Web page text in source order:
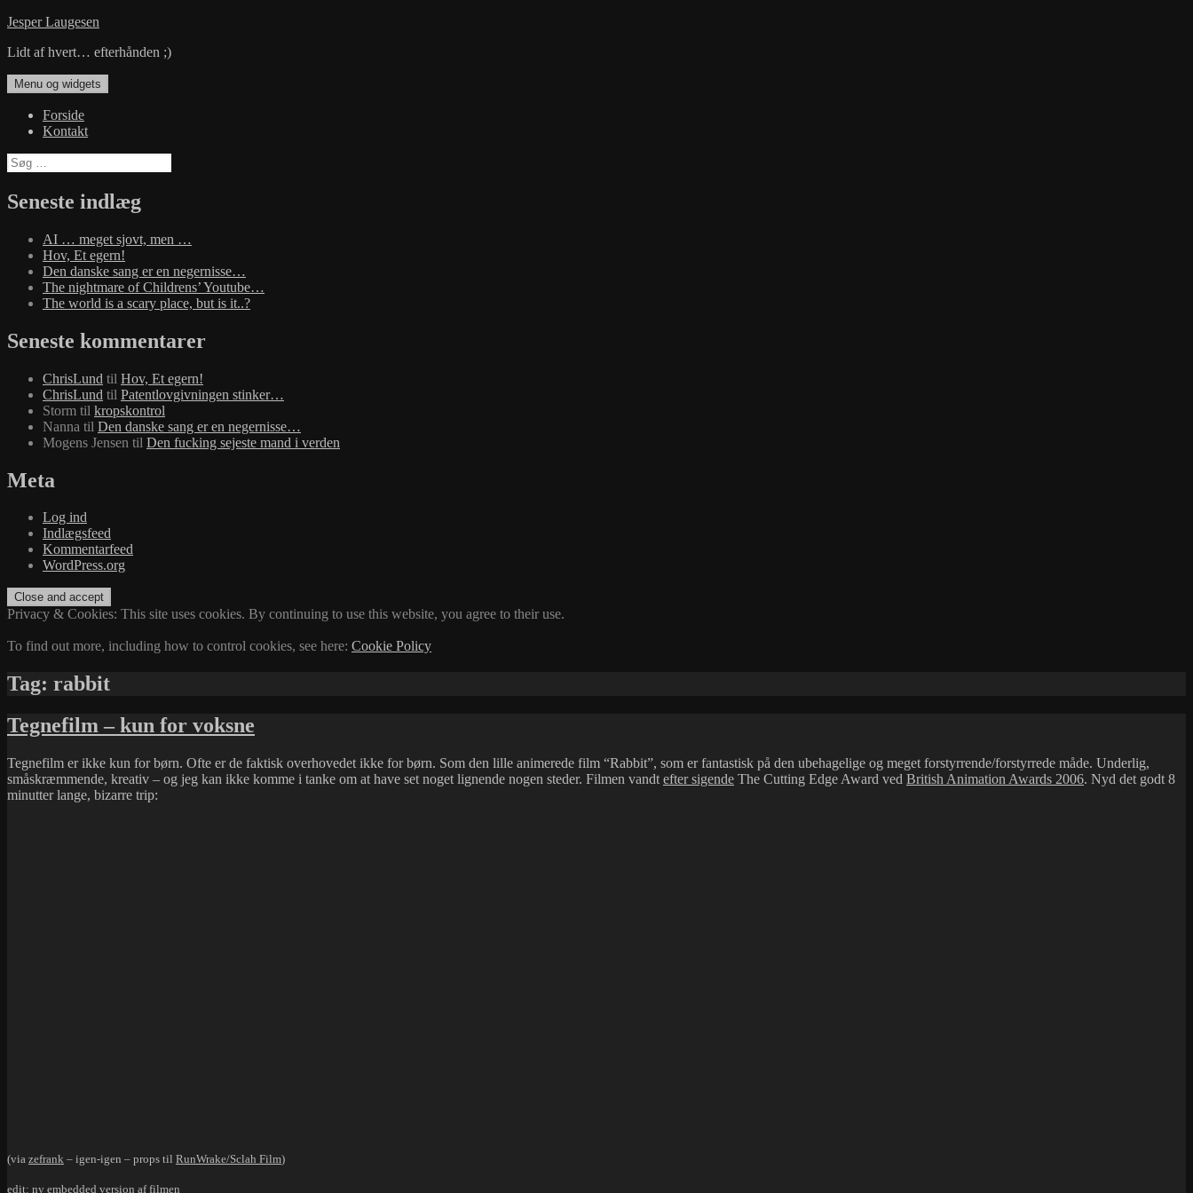
Hop
indhold
Jesper Laugesen
Lidt af hvert… efterhånden ;)
Menu og widgets
Forside
Kontakt
Søg
efter:
Seneste indlæg
AI … meget sjovt, men …
Hov, Et egern!
Den danske sang er en negernisse…
The nightmare of Childrens’ Youtube…
The world is a scary place, but is it..?
Seneste kommentarer
ChrisLund til Hov, Et egern!
ChrisLund til Patentlovgivningen stinker…
Storm til kropskontrol
Nanna til Den danske sang er en negernisse…
Mogens Jensen til Den fucking sejeste mand i verden
Meta
Log ind
Indlægsfeed
Kommentarfeed
WordPress.org
Privacy & Cookies: This site uses cookies. By continuing to use this website, you agree to their use.
To find out more, including how to control cookies, see here: Cookie Policy
Tag: rabbit
Tegnefilm – kun for voksne
Tegnefilm er ikke kun for børn. Ofte er de faktisk overhovedet ikke for børn. Som den lille animerede film “Rabbit”, som er fantastisk på den ubehagelige og meget forstyrrende/forstyrrede måde. Underlig,
småskræmmende, kreativ – og jeg kan ikke komme i tanke om at have set noget lignende nogen steder. Filmen vandt efter sigende The Cutting Edge Award ved British Animation Awards 2006. Nyd det godt 8
minutter lange, bizarre trip:
(via zefrank – igen-igen – props til RunWrake/Sclah Film)
edit: ny embedded version af filmen